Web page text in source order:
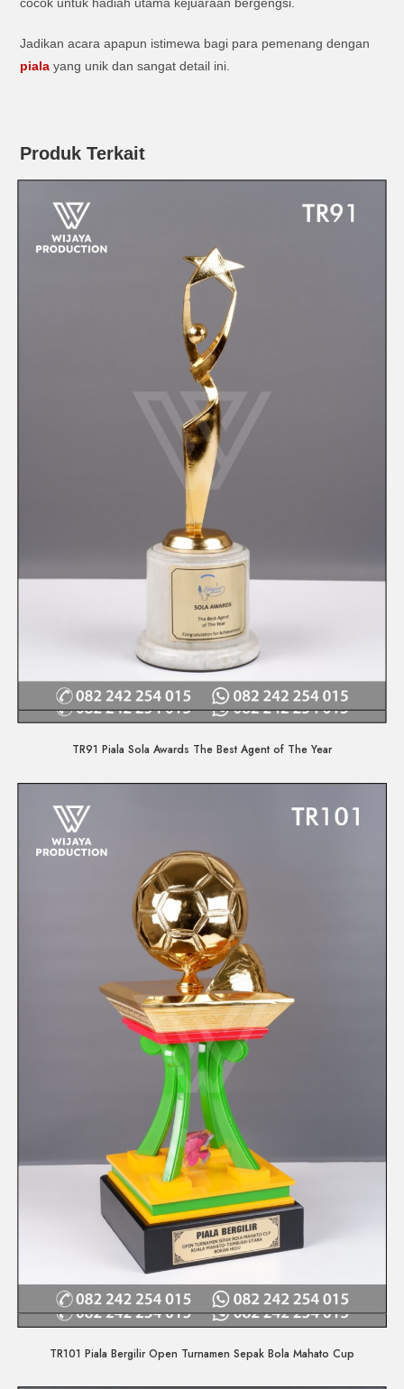
Jadikan acara apapun istimewa bagi para pemenang dengan
piala yang unik dan sangat detail ini.
Produk Terkait
Quick View
TR91 Piala Sola Awards The Best Agent of The Year
Quick View
TR101 Piala Bergilir Open Turnamen Sepak Bola Mahato Cup